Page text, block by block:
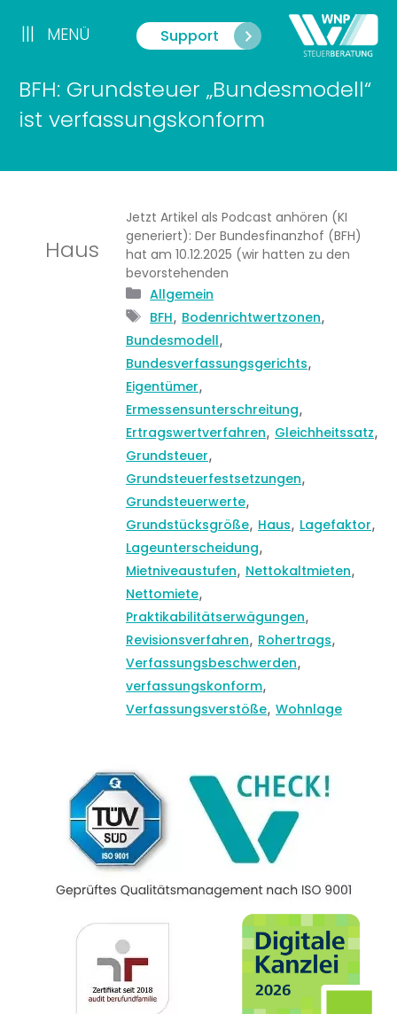
Inhalt
springen
Support
||| MENÜ
BFH: Grundsteuer „Bundesmodell“
ist verfassungskonform
Haus
Jetzt Artikel als Podcast anhören (KI
generiert): Der Bundesfinanzhof (BFH)
hat am 10.12.2025 (wir hatten zu den
bevorstehenden
Kategorien
Allgemein
Schlagwörter
BFH, Bodenrichtwertzonen,
Bundesmodell,
Bundesverfassungsgerichts,
Eigentümer,
Ermessensunterschreitung,
Ertragswertverfahren, Gleichheitssatz,
Grundsteuer,
Grundsteuerfestsetzungen,
Grundsteuerwerte,
Grundstücksgröße, Haus, Lagefaktor,
Lageunterscheidung,
Mietniveaustufen, Nettokaltmieten,
Nettomiete,
Praktikabilitätserwägungen,
Revisionsverfahren, Rohertrags,
Verfassungsbeschwerden,
verfassungskonform,
Verfassungsverstöße, Wohnlage